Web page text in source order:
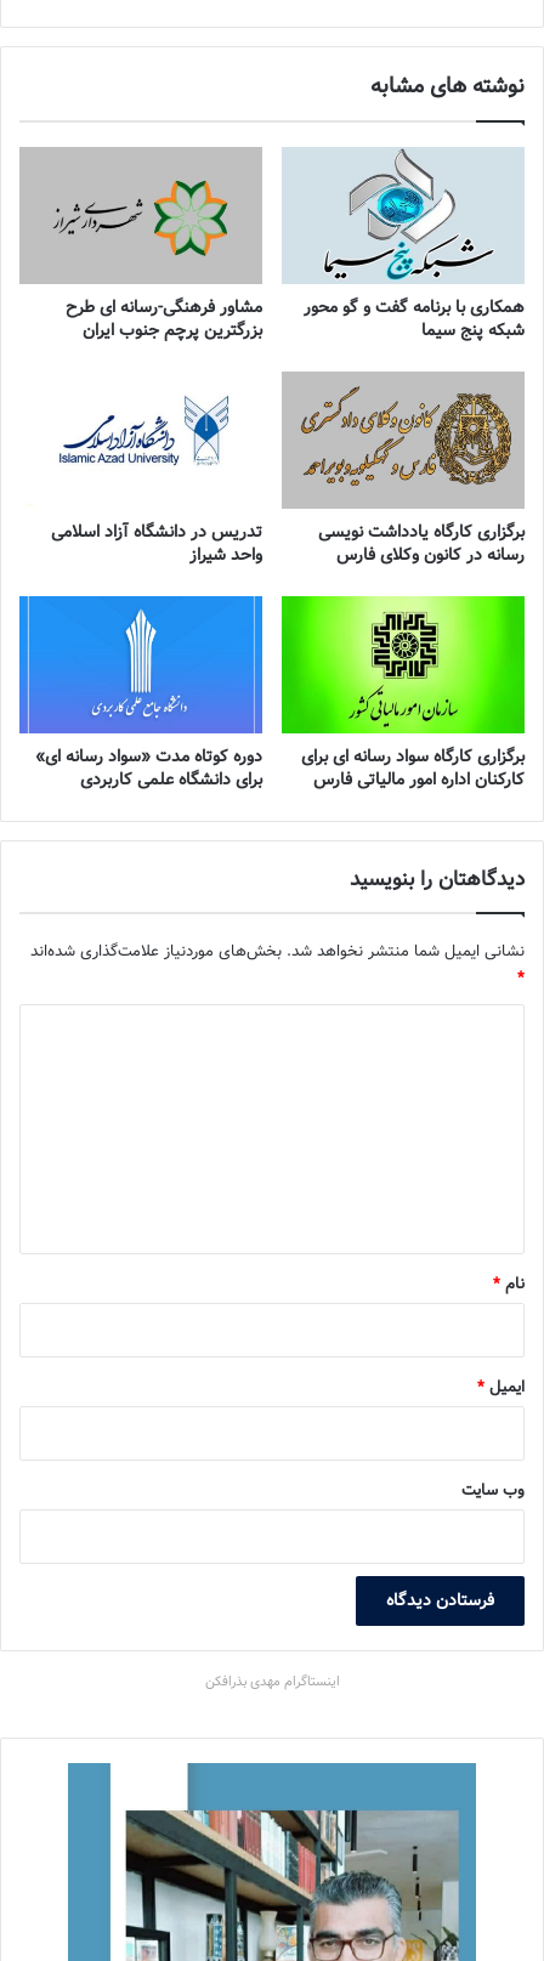
نوشته های مشابه
همکاری با برنامه گفت و گو محور
شبکه پنج سیما
مشاور فرهنگی-رسانه ای طرح
بزرگترین پرچم جنوب ایران
برگزاری کارگاه یادداشت نویسی
رسانه در کانون وکلای فارس
تدریس در دانشگاه آزاد اسلامی
واحد شیراز
برگزاری کارگاه سواد رسانه ای برای
کارکنان اداره امور مالیاتی فارس
دوره کوتاه مدت «سواد رسانه ای»
برای دانشگاه علمی کاربردی
دیدگاهتان را بنویسید
نشانی ایمیل شما منتشر نخواهد شد. بخش‌های موردنیاز علامت‌گذاری شده‌اند
*
نام*
ایمیل*
وب‌ سایت
اینستاگرام مهدی بذرافکن